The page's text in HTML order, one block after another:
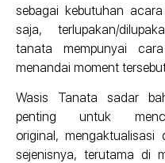
sebagai kebutuhan
saja, terlupakan/
tanata mempunyai
menandai moment
Wasis Tanata sadar
penting untuk
original, mengaktualisasi
sejenisnya, terutama di